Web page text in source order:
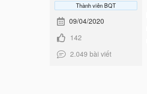
Thành viên BQT
09/04/2020
142
2.049 bài viết